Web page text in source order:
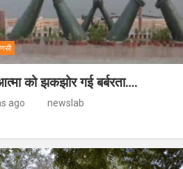
को झकझोर गई बर्बरता….
ago newslab